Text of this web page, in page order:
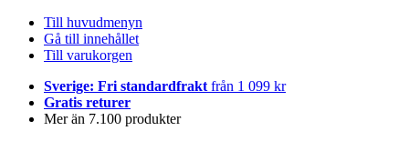
Till huvudmenyn
Gå till innehållet
Till varukorgen
Sverige: Fri standardfrakt från 1 099 kr
Gratis returer
Mer än 7.100 produkter